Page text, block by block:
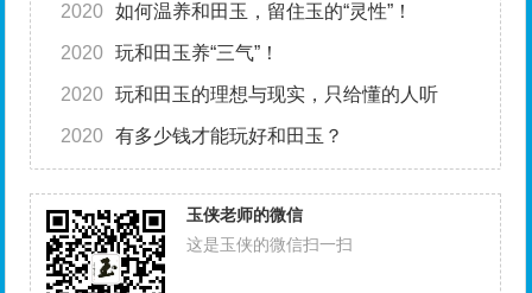
2020 如何温养和田玉，留住玉的“灵性”！
2020 玩和田玉养“三气”！
2020 玩和田玉的理想与现实，只给懂的人听
2020 有多少钱才能玩好和田玉？
玉侠老师的微信
这是玉侠的微信扫一扫